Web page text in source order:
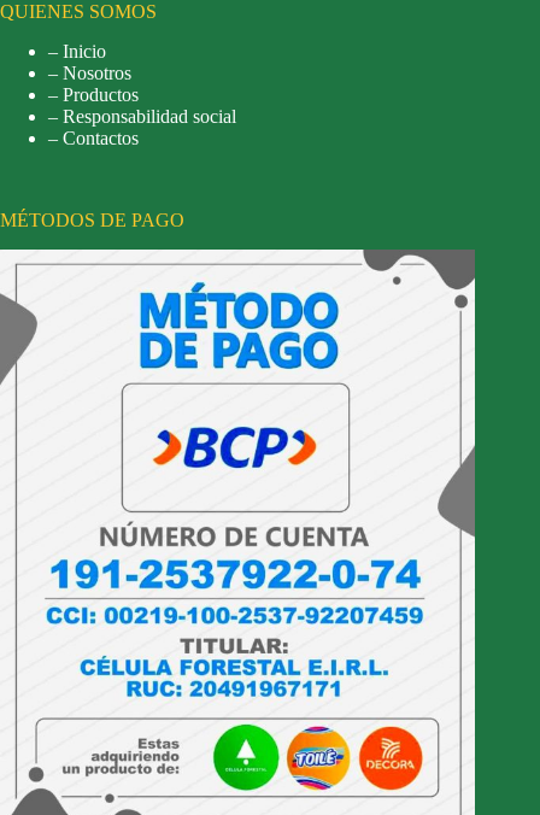
QUIENES SOMOS
– Inicio
– Nosotros
– Productos
– Responsabilidad social
– Contactos
MÉTODOS DE PAGO